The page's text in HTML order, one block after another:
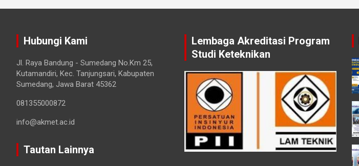
Hubungi Kami
Jl. Raya Bandung - Sumedang No.Km 25,
Kutamandiri, Kec. Tanjungsari, Kabupaten
Sumedang, Jawa Barat 45362
081355000872
info@akmet.ac.id
Tautan Lainnya
Lembaga Akreditasi Program
Studi Keteknikan